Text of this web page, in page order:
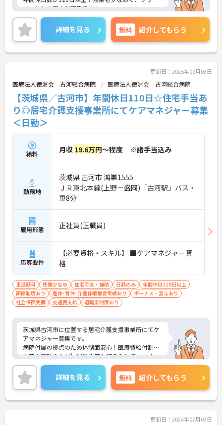
ベートとの両立が可能です！
各種手当や安心の福利厚生で安心して長く務めてい
ただけます！！
ご興味ある方には、面接のポイントなど、さらに詳
細をお話致しますのでお気軽にご相談ください。
詳細を見る 無料 紹介してもらう
更新日：2025年09月03日
医療法人徳洲会 古河総合病院 医療法人徳洲会 古河総合病院
【茨城県／古河市】年間休日110日☆住宅手当あ
り◎居宅介護支援事業所にてケアマネジャー募集
＜日勤＞
給料 月収 19.6万円～程度 ※諸手当込み
勤務地
茨城県 古河市 鴻巣1555
ＪＲ東北本線(上野－盛岡)「古河駅」バス・
車8分
雇用形態 正社員(正職員)
応募要件
【必要資格・スキル】 ■ケアマネジャー資
格
車通勤可 残業少なめ 住宅手当・補助 日勤のみ
年間休日110日以上
研修制度あり
産休･育休･介護休暇取得実績あり
ボーナス・賞与あり
社会保険完備
交通費支給 退職金制度あり
茨城県古河市に位置する居宅介護支援事業所にてケ
アマネジャー募集です。
病院付属の拠点のため体制面安心！医療費給付制度
や院内互助会など福利厚生面も整えられています。
ご興味のある方には、面接対策ポイントなど、さら
に詳細をお話いたしますので、お気軽にご相談くだ
さい。
詳細を見る 無料 紹介してもらう
更新日：2024年07月03日